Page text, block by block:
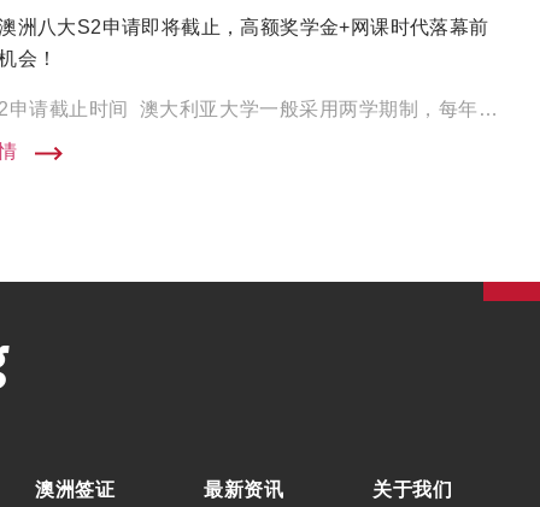
洲八大S2申请即将截止，高额奖学金+网课时代落幕前
会！
八大S2申请截止时间 澳大利亚大学一般采用两学期制，每年2月底和7月底开学。现在马上就要进入5月份，想要在 […]
澳洲签证 最新资讯 关于我们